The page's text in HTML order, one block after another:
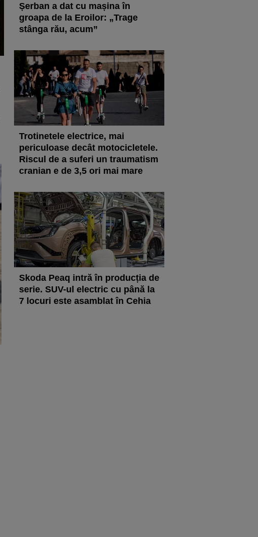
Șerban a dat cu mașina în
groapa de la Eroilor: „Trage
stânga rău, acum”
Trotinetele electrice, mai
periculoase decât motocicletele.
Riscul de a suferi un traumatism
cranian e de 3,5 ori mai mare
Skoda Peaq intră în producția de
serie. SUV-ul electric cu până la
7 locuri este asamblat în Cehia